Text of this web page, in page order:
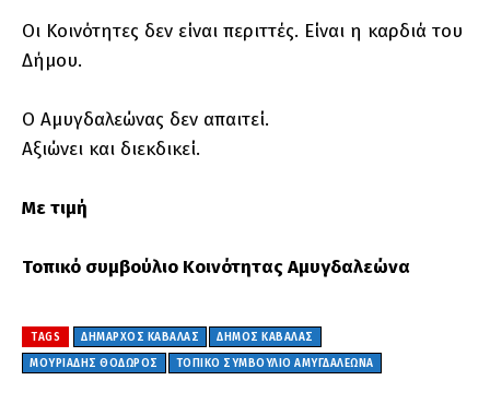
Οι Κοινότητες δεν είναι περιττές. Είναι η καρδιά του
Δήμου.
Ο Αμυγδαλεώνας δεν απαιτεί.
Αξιώνει και διεκδικεί.
Με τιμή
Τοπικό συμβούλιο Κοινότητας Αμυγδαλεώνα
TAGS ΔΗΜΑΡΧΟΣ ΚΑΒΑΛΑΣ
ΔΗΜΟΣ ΚΑΒΑΛΑΣ
ΜΟΥΡΙΑΔΗΣ ΘΟΔΩΡΟΣ
ΤΟΠΙΚΌ ΣΥΜΒΟΎΛΙΟ ΑΜΥΓΔΑΛΕΏΝΑ